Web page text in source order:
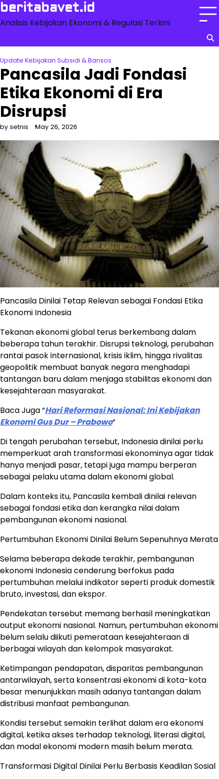
Skip
content
beritabavet.id
Analisis Kebijakan Ekonomi & Regulasi Terkini
Update Kebijakan Subsidi & Bansos
Pancasila Jadi Fondasi
Etika Ekonomi di Era
Disrupsi
by setnis May 26, 2026
Pancasila Dinilai Tetap Relevan sebagai Fondasi Etika
Ekonomi Indonesia
Tekanan ekonomi global terus berkembang dalam
beberapa tahun terakhir. Disrupsi teknologi, perubahan
rantai pasok internasional, krisis iklim, hingga rivalitas
geopolitik membuat banyak negara menghadapi
tantangan baru dalam menjaga stabilitas ekonomi dan
kesejahteraan masyarakat.
Baca Juga “Hari Reformasi Nasional: Ini Kebijakan
Ekonomi Gus Dur – Prabowo“
Di tengah perubahan tersebut, Indonesia dinilai perlu
memperkuat arah transformasi ekonominya agar tidak
hanya menjadi pasar, tetapi juga mampu berperan
sebagai pelaku utama dalam ekonomi global.
Dalam konteks itu, Pancasila kembali dinilai relevan
sebagai fondasi etika dan kerangka nilai dalam
pembangunan ekonomi nasional.
Pertumbuhan Ekonomi Dinilai Belum Sepenuhnya Merata
Selama beberapa dekade terakhir, pembangunan
ekonomi Indonesia cenderung berfokus pada
pertumbuhan melalui indikator seperti produk domestik
bruto, investasi, dan ekspor.
Pendekatan tersebut memang berhasil meningkatkan
output ekonomi nasional. Namun, pertumbuhan ekonomi
belum selalu diikuti pemerataan kesejahteraan di
berbagai wilayah dan kelompok masyarakat.
Ketimpangan pendapatan, disparitas pembangunan
antarwilayah, serta konsentrasi ekonomi di kota-kota
besar menunjukkan masih adanya tantangan dalam
distribusi manfaat pembangunan.
Kondisi tersebut semakin terlihat dalam era ekonomi
digital, ketika akses terhadap teknologi, literasi digital,
dan modal ekonomi modern masih belum merata.
Transformasi Digital Dinilai Perlu Berbasis Keadilan Sosial